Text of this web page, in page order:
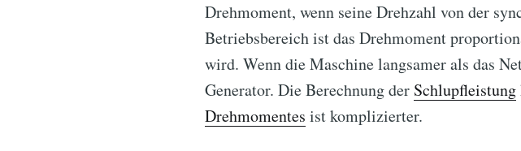
Drehmoment, wenn seine Drehzahl von der
Betriebsbereich ist das Drehmoment
wird. Wenn die Maschine langsamer als das
Generator. Die Berechnung der Schlupfleistung
Drehmomentes ist komplizierter.